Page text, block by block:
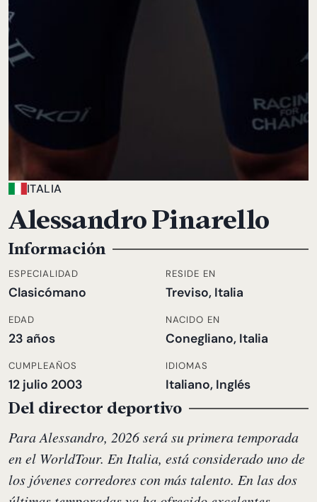
ITALIA
Alessandro Pinarello
Información
ESPECIALIDAD
Clasicómano
EDAD
23 años
CUMPLEAÑOS
12 julio 2003
RESIDE EN
Treviso, Italia
NACIDO EN
Conegliano, Italia
IDIOMAS
Italiano, Inglés
Del director deportivo
Para Alessandro, 2026 será su primera temporada
en el WorldTour. En Italia, está considerado uno de
los jóvenes corredores con más talento. En las dos